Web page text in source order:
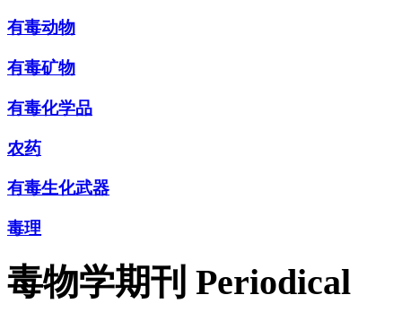
有毒动物
有毒矿物
有毒化学品
农药
有毒生化武器
毒理
毒物学期刊 Periodical